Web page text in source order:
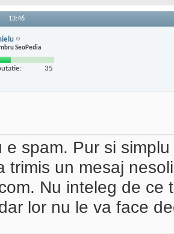
13:46
SeoPedia
35
e spam. Pur si
trimis un mesaj
Nu inteleg de ce
lor nu le va face